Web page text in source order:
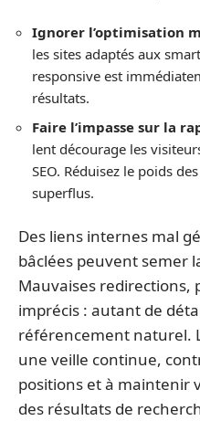
Ignorer l’optimisation
les sites adaptés aux
responsive est
résultats.
Faire l’impasse sur la
lent décourage les
SEO. Réduisez le poids
superflus.
Des liens internes mal
bâclées peuvent semer
Mauvaises redirections,
imprécis : autant de
référencement naturel.
une veille continue,
positions et à maintenir
des résultats de